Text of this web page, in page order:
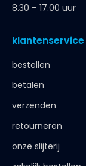
8.30 – 17.00 uur
klantenservice
bestellen
betalen
verzenden
retourneren
onze slijterij